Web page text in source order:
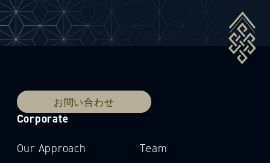
お問い合わせ
Corporate
Our Approach Team